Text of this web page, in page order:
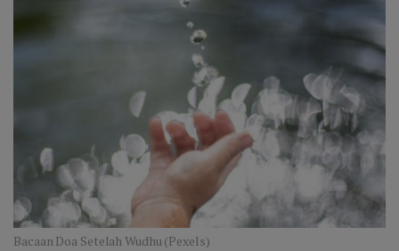
Bacaan Doa Setelah Wudhu (Pexels)